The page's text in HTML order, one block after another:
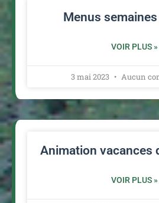
Menus
VOIR PLUS »
3 mai 2023 Aucun
Animation vacances
VOIR PLUS »